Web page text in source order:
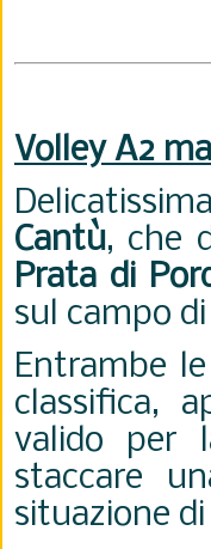
Volley A2
Cantù, che
Prata di
sul campo di
Entrambe
classifica,
valido per
staccare
situazione